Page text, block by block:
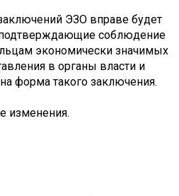
ЭЗО вправе будет
соблюдение
экономически значимых
в органы власти и
форма такого заключения.
изменения.